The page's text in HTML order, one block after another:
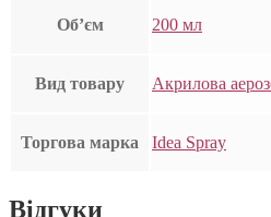
Об’єм 200 мл
Вид товару Акрилова
Торгова марка Idea Spray
Відгуки